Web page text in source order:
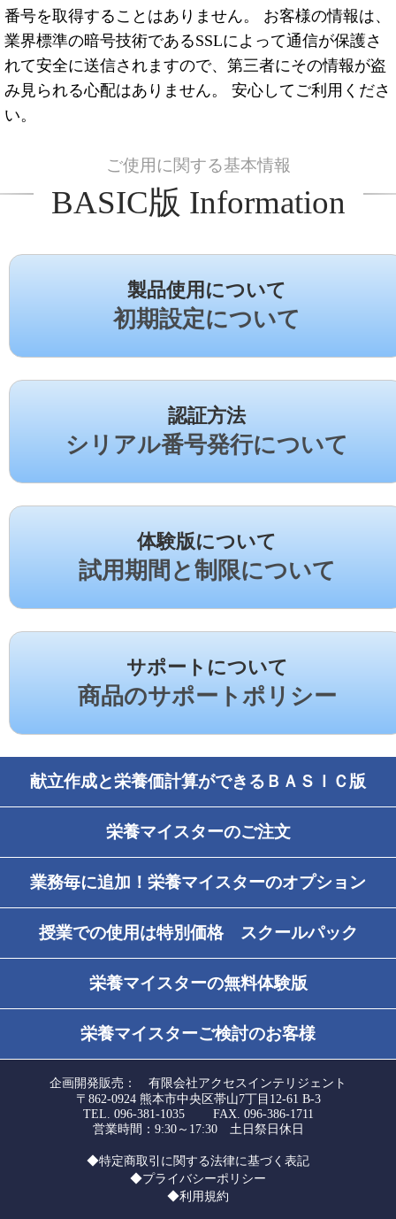
番号を取得することはありません。 お客様の情報は、
業界標準の暗号技術であるSSLによって通信が保護さ
れて安全に送信されますので、第三者にその情報が盗
み見られる心配はありません。 安心してご利用くださ
い。
ご使用に関する基本情報
BASIC版 Information
製品使用について
初期設定について
認証方法
シリアル番号発行について
体験版について
試用期間と制限について
サポートについて
商品のサポートポリシー
献立作成と栄養価計算ができるＢＡＳＩＣ版
栄養マイスターのご注文
業務毎に追加！栄養マイスターのオプション
授業での使用は特別価格 スクールパック
栄養マイスターの無料体験版
栄養マイスターご検討のお客様
企画開発販売： 有限会社アクセスインテリジェント
〒862-0924 熊本市中央区帯山7丁目12-61 B-3
TEL. 096-381-1035 FAX. 096-386-1711
営業時間：9:30～17:30 土日祭日休日
◆特定商取引に関する法律に基づく表記
◆プライバシーポリシー
◆利用規約